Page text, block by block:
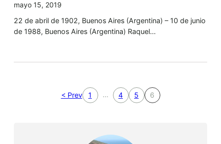
mayo 15, 2019
22 de abril de 1902, Buenos Aires (Argentina) – 10 de junio
de 1988, Buenos Aires (Argentina) Raquel…
< Prev 1 … 4 5 6